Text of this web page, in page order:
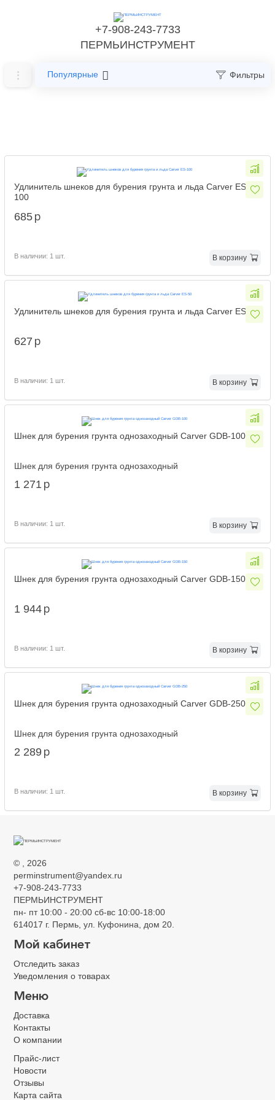
+7-908-243-7733
ПЕРМЬИНСТРУМЕНТ
Популярные Фильтры
Расходные материалы Шнеки для мотобура
Шнеки для мотобура
Удлинитель шнеков для бурения грунта и льда Carver ES-
100
685 p
В наличии: 1 шт. В корзину
Удлинитель шнеков для бурения грунта и льда Carver ES-50
627 p
В наличии: 1 шт. В корзину
Шнек для бурения грунта однозаходный Carver GDB-100
Шнек для бурения грунта однозаходный
1 271 p
В наличии: 1 шт. В корзину
Шнек для бурения грунта однозаходный Carver GDB-150
1 944 p
В наличии: 1 шт. В корзину
Шнек для бурения грунта однозаходный Carver GDB-250
Шнек для бурения грунта однозаходный
2 289 p
В наличии: 1 шт. В корзину
©
, 2026
perminstrument@yandex.ru
+7-908-243-7733
ПЕРМЬИНСТРУМЕНТ
пн- пт 10:00 - 20:00 сб-вс 10:00-18:00
614017 г. Пермь, ул. Куфонина, дом 20.
Мой кабинет
Отследить заказ
Уведомления о товарах
Меню
Доставка
Контакты
О компании
Прайс-лист
Новости
Отзывы
Карта сайта